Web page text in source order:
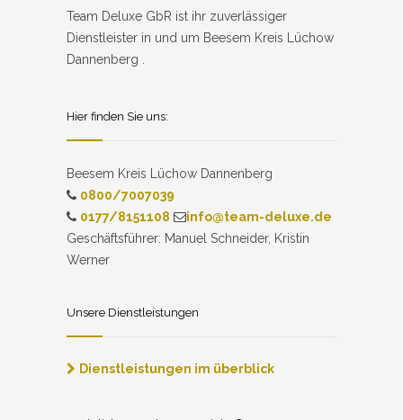
Team Deluxe GbR ist ihr zuverlässiger
Dienstleister in und um Beesem Kreis Lüchow
Dannenberg .
Hier finden Sie uns:
Beesem Kreis Lüchow Dannenberg
0800/7007039
0177/8151108
info@team-deluxe.de
Geschäftsführer: Manuel Schneider, Kristin
Werner
Unsere Dienstleistungen
Dienstleistungen im überblick